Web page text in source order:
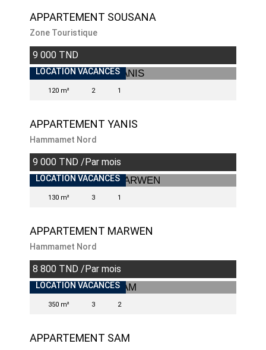
APPARTEMENT SOUSANA
Zone Touristique
9 000 TND
LOCATION VACANCES
120 m² 2 1
APPARTEMENT YANIS
Hammamet Nord
9 000 TND /Par mois
LOCATION VACANCES
130 m² 3 1
APPARTEMENT MARWEN
Hammamet Nord
8 800 TND /Par mois
LOCATION VACANCES
350 m² 3 2
APPARTEMENT SAM